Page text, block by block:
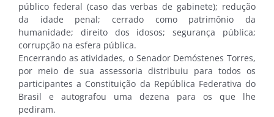
público federal (caso das verbas de gabinete); redução
da idade penal; cerrado como patrimônio da
humanidade; direito dos idosos; segurança pública;
corrupção na esfera pública.
Encerrando as atividades, o Senador Demóstenes Torres,
por meio de sua assessoria distribuiu para todos os
participantes a Constituição da República Federativa do
Brasil e autografou uma dezena para os que lhe
pediram.